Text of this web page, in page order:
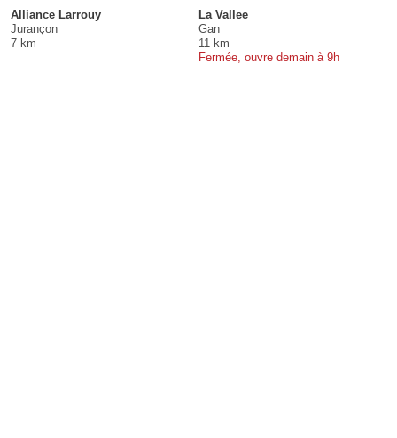
Alliance Larrouy
Jurançon
7 km
La Vallee
Gan
11 km
Fermée, ouvre demain à 9h